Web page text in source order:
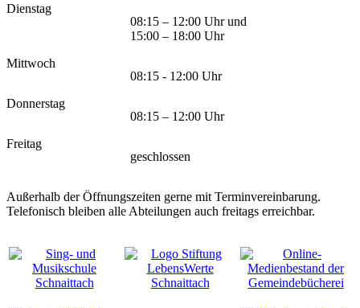
Dienstag
08:15 – 12:00 Uhr und
15:00 – 18:00 Uhr
Mittwoch
08:15 - 12:00 Uhr
Donnerstag
08:15 – 12:00 Uhr
Freitag
geschlossen
Außerhalb der Öffnungszeiten gerne mit Terminvereinbarung.
Telefonisch bleiben alle Abteilungen auch freitags erreichbar.